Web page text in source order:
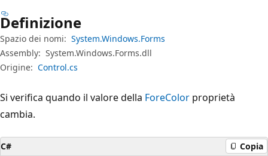
Definizione
Spazio dei nomi: System.Windows.Forms
Assembly: System.Windows.Forms.dll
Origine: Control.cs
Si verifica quando il valore della ForeColor proprietà
cambia.
C# Copia